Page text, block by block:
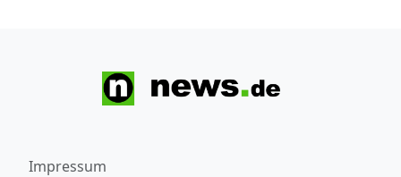
Impressum